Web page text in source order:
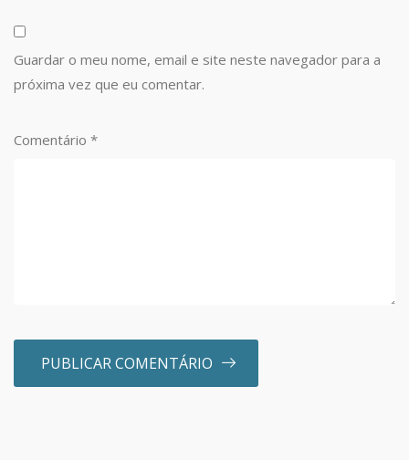
Guardar o meu nome, email e site neste navegador para a
próxima vez que eu comentar.
Comentário *